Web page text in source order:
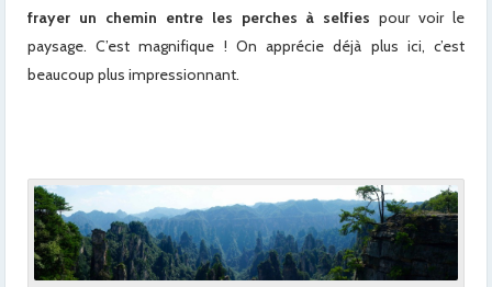
frayer un chemin entre les perches à selfies pour voir le
paysage. C’est magnifique ! On apprécie déjà plus ici, c’est
beaucoup plus impressionnant.